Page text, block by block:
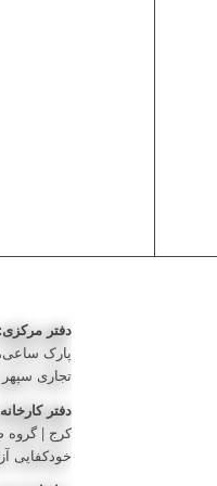
دفتر مرکزی:
پارک
تجاری سپهر
دفتر
کرج | گروه
خودکفایی